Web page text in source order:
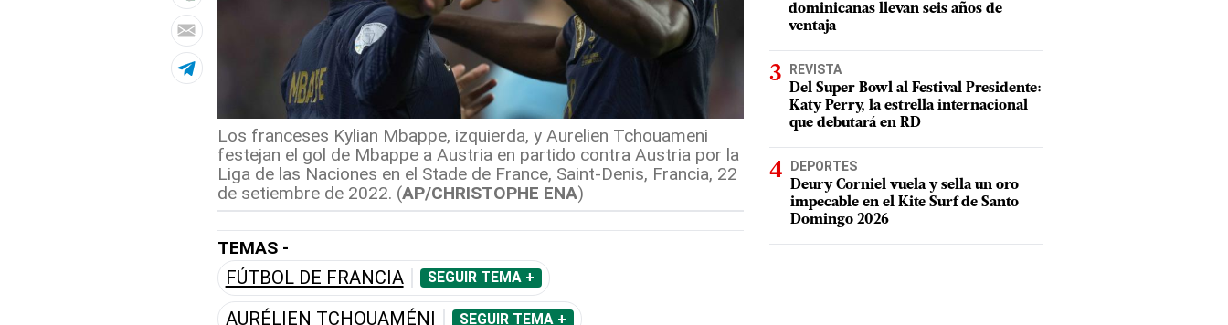
Los franceses Kylian Mbappe, izquierda, y Aurelien Tchouameni
festejan el gol de Mbappe a Austria en partido contra Austria por la
Liga de las Naciones en el Stade de France, Saint-Denis, Francia, 22
de setiembre de 2022. (AP/CHRISTOPHE ENA)
TEMAS -
FÚTBOL DE FRANCIA SEGUIR TEMA +
AURÉLIEN TCHOUAMÉNI SEGUIR TEMA +
dominicanas llevan seis años de
ventaja
REVISTA
Del Super Bowl al Festival Presidente:
Katy Perry, la estrella internacional
que debutará en RD
DEPORTES
Deury Corniel vuela y sella un oro
impecable en el Kite Surf de Santo
Domingo 2026